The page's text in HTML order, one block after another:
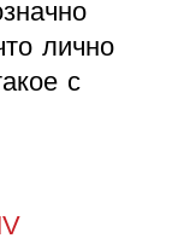
лично
с